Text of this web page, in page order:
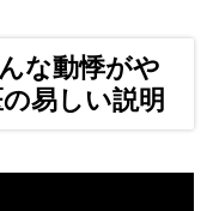
な動悸がや
易しい説明